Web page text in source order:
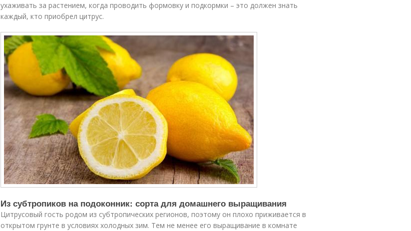
ухаживать за растением, когда проводить формовку и подкормки – это должен знать
каждый, кто приобрел цитрус.
Из субтропиков на подоконник: сорта для домашнего выращивания
Цитрусовый гость родом из субтропических регионов, поэтому он плохо приживается в
открытом грунте в условиях холодных зим. Тем не менее его выращивание в комнате